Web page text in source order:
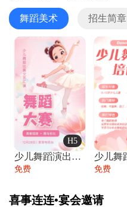
舞蹈美术 招生简章
H5
少儿舞蹈演出舞蹈比赛跳舞大赛文艺汇演活动
免费 免费
喜事连连•宴会邀请